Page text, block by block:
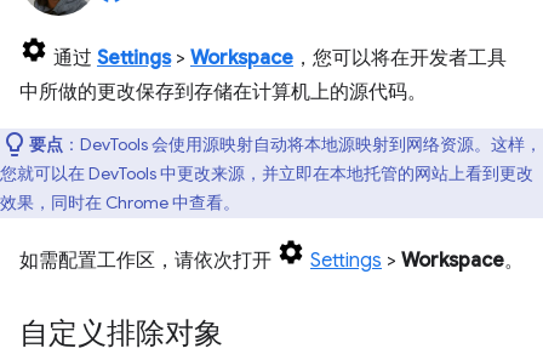
通过 Settings> Workspace ，您可以将在开发者工具
中所做的更改保存到存储在计算机上的源代码。
要点 ：DevTools 会使用源映射自动将本地源映射到网络资源。这样，
您就可以在 DevTools 中更改来源，并立即在本地托管的网站上看到更改
效果，同时在 Chrome 中查看。
如需配置工作区，请依次打开 Settings > Workspace。
自定义排除对象